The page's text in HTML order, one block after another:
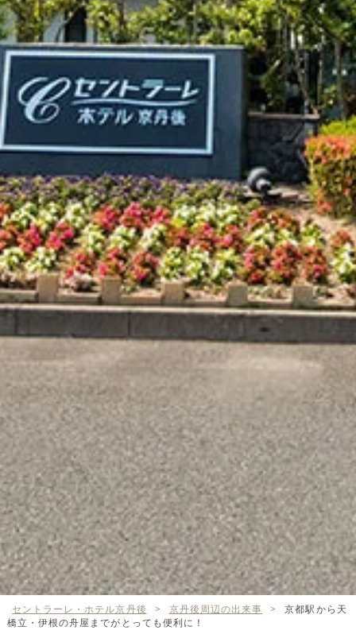
セントラーレ・ホテル京丹後 > 京丹後周辺の出来事 >
京都駅から天
橋立・伊根の舟屋までがとっても便利に！